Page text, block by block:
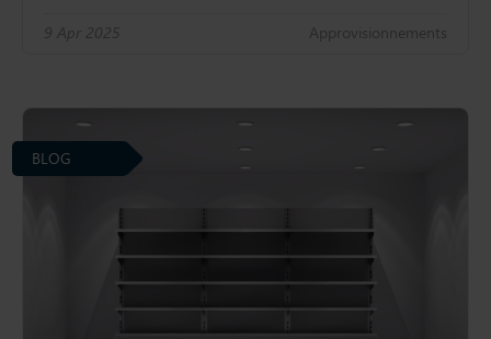
9 Apr 2025 Approvisionnements
BLOG